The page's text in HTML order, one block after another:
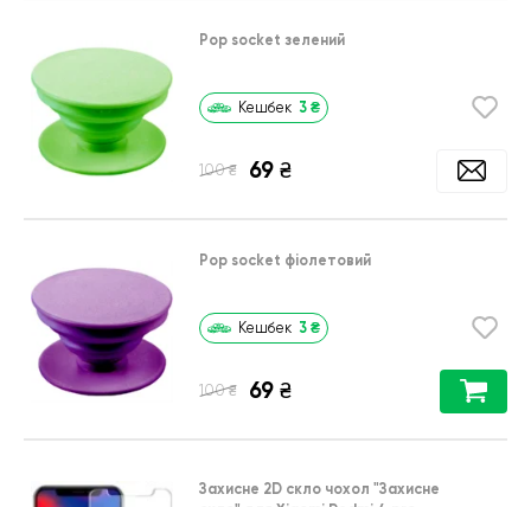
Pop socket зелений
Кешбек 3 ₴
100 ₴ 69 ₴
Pop socket фіолетовий
Кешбек 3 ₴
100 ₴ 69 ₴
Захисне 2D скло чохол "Захисне